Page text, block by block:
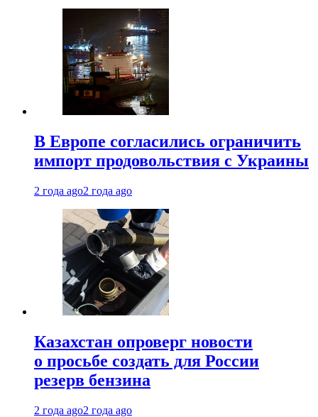
В Европе согласились ограничить
импорт продовольствия с Украины
2 года ago2 года ago
Казахстан опроверг новости
о просьбе создать для России
резерв бензина
2 года ago2 года ago